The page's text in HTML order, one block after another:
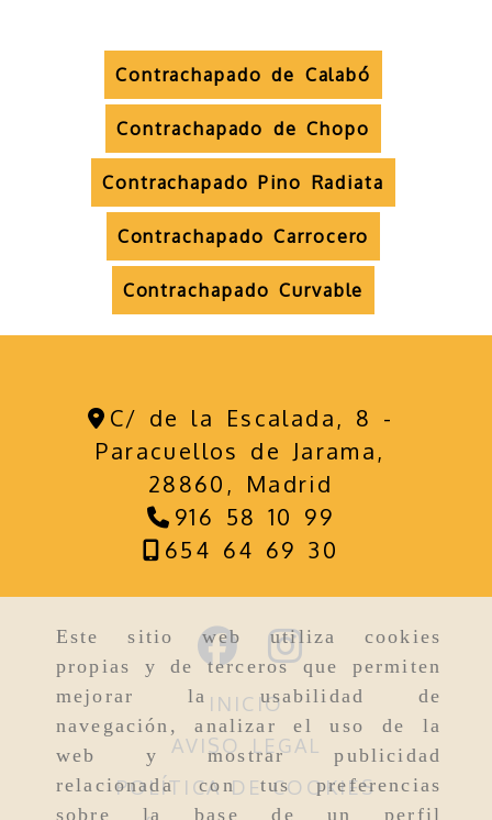
Este sitio web utiliza cookies
propias y de terceros que permiten
mejorar la usabilidad de
navegación, analizar el uso de la
web y mostrar publicidad
relacionada con tus preferencias
sobre la base de un perfil
Contrachapado de Calabó
Contrachapado de Chopo
Contrachapado Pino Radiata
Contrachapado Carrocero
Contrachapado Curvable
C/ de la Escalada, 8 -
Paracuellos de Jarama,
28860, Madrid
916 58 10 99
654 64 69 30
INICIO
AVISO LEGAL
POLÍTICA DE COOKIES